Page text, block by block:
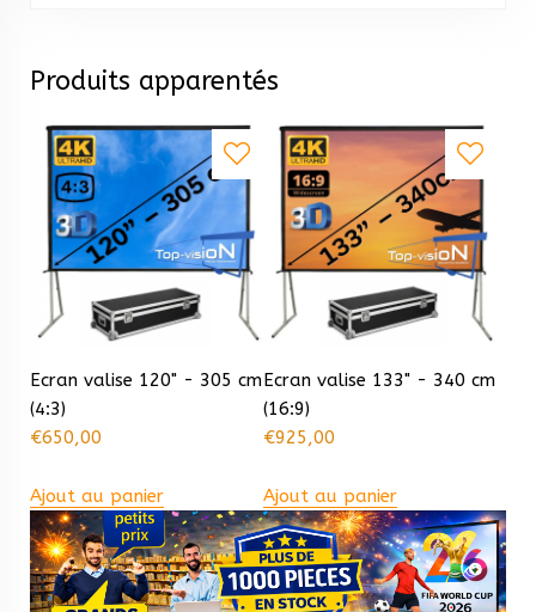
Produits apparentés
Ecran valise 120" - 305 cm
(4:3)
€650,00
Ajout au panier
Ecran valise 133" - 340 cm
(16:9)
€925,00
Ajout au panier